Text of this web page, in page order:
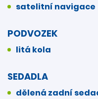
satelitní navigace
PODVOZEK
litá kola
SEDADLA
dělená zadní